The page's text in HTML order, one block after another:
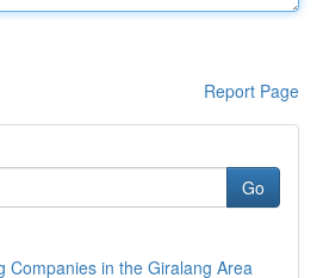
Report Page
Go
Companies in the Giralang Area